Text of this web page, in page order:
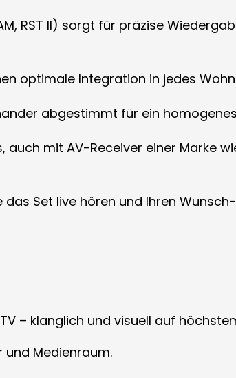
RST II) sorgt für präzise
optimale Integration in jedes
abgestimmt für ein
mit AV-Receiver einer Marke
das Set live hören und Ihren
– klanglich und visuell auf
Medienraum.